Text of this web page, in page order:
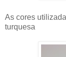
As cores
turquesa